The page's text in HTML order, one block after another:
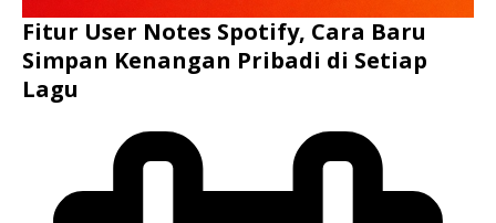
Fitur User Notes Spotify, Cara Baru
Simpan Kenangan Pribadi di Setiap
Lagu